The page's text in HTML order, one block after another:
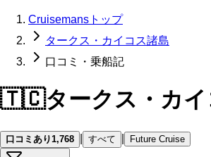
Cruisemansトップ
タークス・カイコス諸島
口コミ・乗船記
🇹🇨タークス・カ
口コミあり1,768 すべて Future Cruise